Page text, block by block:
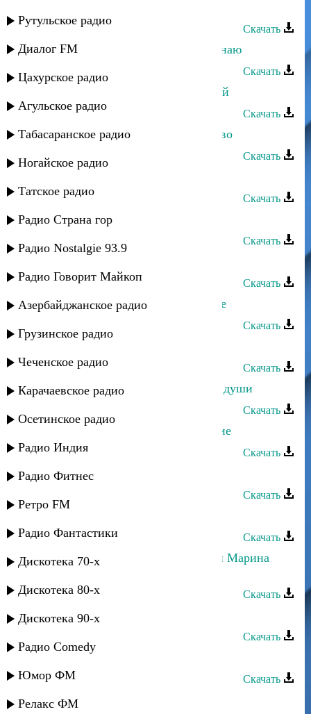
Рутульское радио
Диалог FM
Цахурское радио
Агульское радио
Табасаранское радио
Ногайское радио
Татское радио
Радио Страна гор
Радио Nostalgie 93.9
Радио Говорит Майкоп
Азербайджанское радио
Грузинское радио
Чеченское радио
Карачаевское радио
Осетинское радио
Радио Индия
Радио Фитнес
Ретро FM
Радио Фантастики
Дискотека 70-х
Дискотека 80-х
Дискотека 90-х
Радио Comedy
Юмор ФМ
Релакс ФМ
Скачать
Марина Алиева - Теперь я точно знаю
Скачать
Марина Мустафаева - Дуэт с мамой
Скачать
Шагалай Магомедова - Одиночество
Скачать
Скачать
Изумруд группа - Марина
Скачать
Скачать
Марина Алиева и Султан - Оре-оре
Скачать
Скачать
Даниэль Гарунов - Блюз одинокой души
Скачать
Асадула Хирамагомедов - Одинокие
Скачать
Марина Алиева - Исчезаю
Скачать
Марина Алиева - Будь со мной
Скачать
Даниэль Гарунов, Дина Мереуца и Марина
Скачать
Марина Алиева и Тай - Вернись
Скачать
Марина Алиева - Сон
Скачать
Марина Алиева - Девочка